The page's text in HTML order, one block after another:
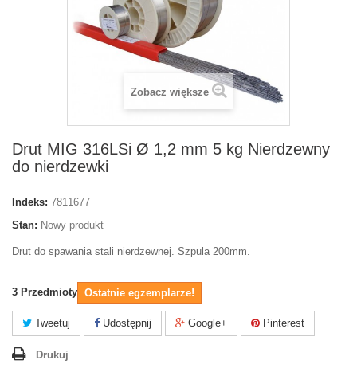
Zobacz większe
Drut MIG 316LSi Ø 1,2 mm 5 kg Nierdzewny
do nierdzewki
Indeks: 7811677
Stan: Nowy produkt
Drut do spawania stali nierdzewnej. Szpula 200mm.
3 Przedmioty Ostatnie egzemplarze!
Tweetuj Udostępnij Google+ Pinterest
Drukuj